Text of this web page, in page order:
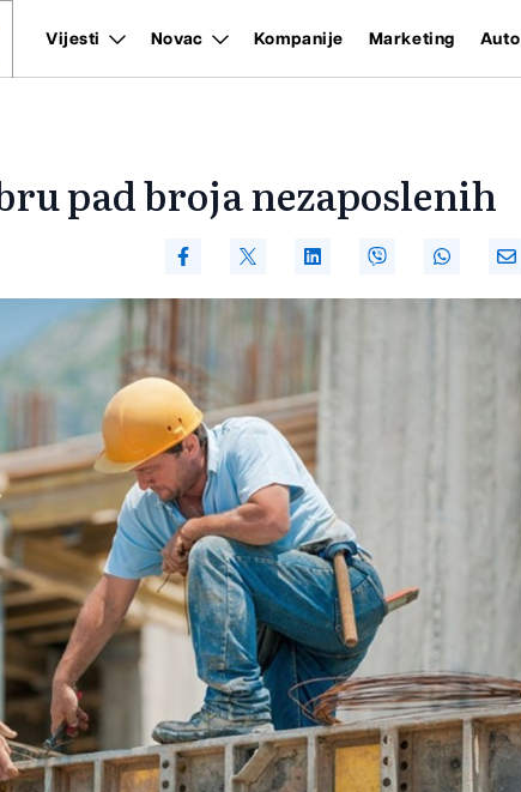
Vijesti Novac Kompanije Marketing Auto
pad broja nezaposlenih